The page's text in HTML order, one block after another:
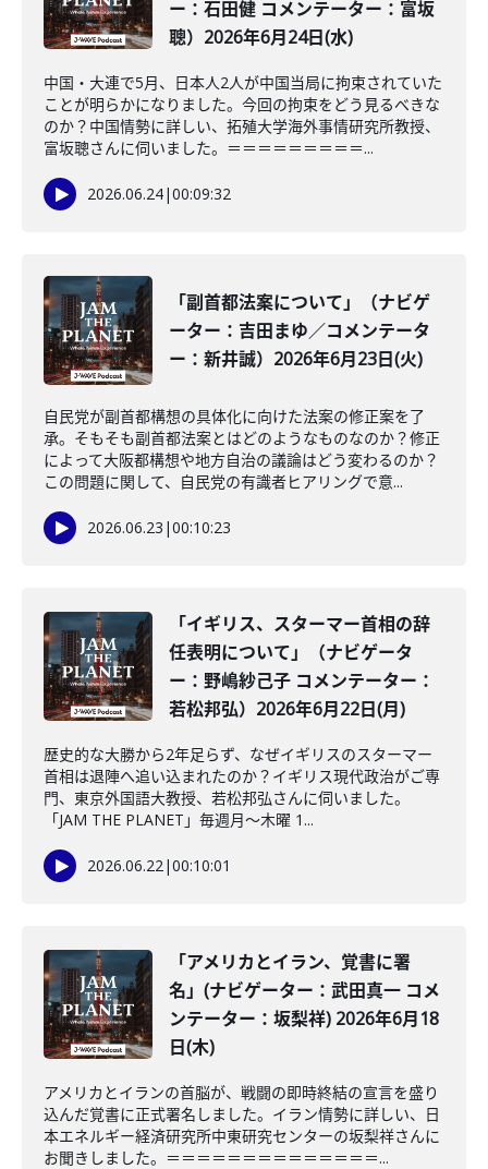
ー：石田健 コメンテーター：富坂
聰）2026年6月24日(水)
中国・大連で5月、日本人2人が中国当局に拘束されていた
ことが明らかになりました。今回の拘束をどう見るべきな
のか？中国情勢に詳しい、拓殖大学海外事情研究所教授、
富坂聰さんに伺いました。＝＝＝＝＝＝＝＝＝...
2026.06.24|00:09:32
「副首都法案について」（ナビゲ
ーター：吉田まゆ／コメンテータ
ー：新井誠）2026年6月23日(火)
自民党が副首都構想の具体化に向けた法案の修正案を了
承。そもそも副首都法案とはどのようなものなのか？修正
によって大阪都構想や地方自治の議論はどう変わるのか？
この問題に関して、自民党の有識者ヒアリングで意...
2026.06.23 |00:10:23
「イギリス、スターマー首相の辞
任表明について」（ナビゲータ
ー：野嶋紗己子 コメンテーター：
若松邦弘）2026年6月22日(月)
歴史的な大勝から2年足らず、なぜイギリスのスターマー
首相は退陣へ追い込まれたのか？イギリス現代政治がご専
門、東京外国語大教授、若松邦弘さんに伺いました。
「JAM THE PLANET」毎週月～木曜 1...
2026.06.22|00:10:01
「アメリカとイラン、覚書に署
名」(ナビゲーター：武田真一 コメ
ンテーター：坂梨祥) 2026年6月18
日(木)
アメリカとイランの首脳が、戦闘の即時終結の宣言を盛り
込んだ覚書に正式署名しました。イラン情勢に詳しい、日
本エネルギー経済研究所中東研究センターの坂梨祥さんに
お聞きしました。＝＝＝＝＝＝＝＝＝＝＝＝＝＝...